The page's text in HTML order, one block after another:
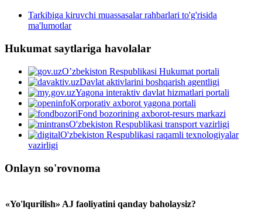
Tarkibiga kiruvchi muassasalar rahbarlari to'g'risida
ma'lumotlar
Hukumat saytlariga havolalar
O’zbekiston Respublikasi Hukumat portali
Davlat aktivlarini boshqarish agentligi
Yagona interaktiv davlat hizmatlari portali
Korporativ axborot yagona portali
Fond bozorining axborot-resurs markazi
O'zbekiston Respublikasi transport vazirligi
O'zbekiston Respublikasi raqamli texnologiyalar
vazirligi
Onlayn so'rovnoma
«Yo'lqurilish» AJ faoliyatini qanday baholaysiz?